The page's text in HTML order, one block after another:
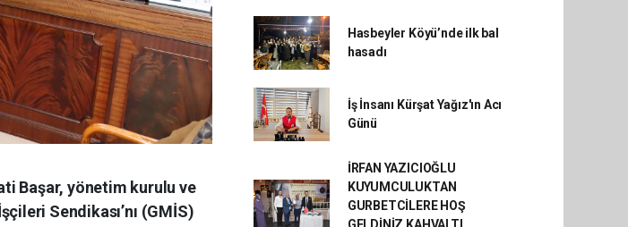
Başar, yönetim kurulu ve
Sendikası’nı (GMİS)
Hasbeyler Köyü’nde ilk bal
hasadı
İş İnsanı Kürşat Yağız'ın Acı
Günü
İRFAN YAZICIOĞLU
KUYUMCULUKTAN
GURBETCİLERE HOŞ